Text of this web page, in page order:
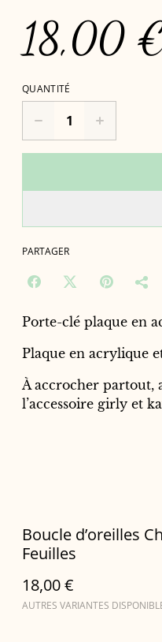
18,00
QUANTITÉ
PARTAGER
Porte-clé plaque en
Plaque en acrylique
À accrocher partout,
l’accessoire girly et
Boucle d’oreilles
Feuilles
18,00 €
AUTRES VARIANTES